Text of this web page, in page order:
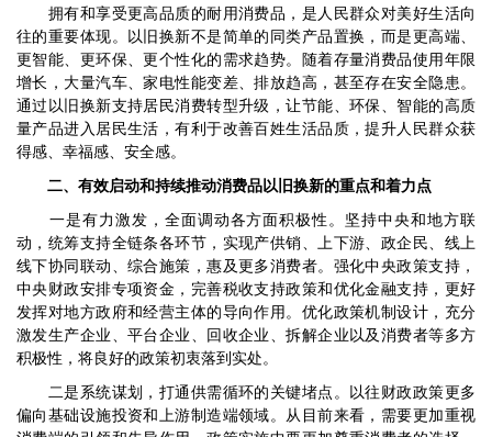
拥有和享受更高品质的耐用消费品，是人民群众对美好生活向
往的重要体现。以旧换新不是简单的同类产品置换，而是更高端、
更智能、更环保、更个性化的需求趋势。随着存量消费品使用年限
增长，大量汽车、家电性能变差、排放趋高，甚至存在安全隐患。
通过以旧换新支持居民消费转型升级，让节能、环保、智能的高质
量产品进入居民生活，有利于改善百姓生活品质，提升人民群众获
得感、幸福感、安全感。
二、有效启动和持续推动消费品以旧换新的重点和着力点
一是有力激发，全面调动各方面积极性。坚持中央和地方联
动，统筹支持全链条各环节，实现产供销、上下游、政企民、线上
线下协同联动、综合施策，惠及更多消费者。强化中央政策支持，
中央财政安排专项资金，完善税收支持政策和优化金融支持，更好
发挥对地方政府和经营主体的导向作用。优化政策机制设计，充分
激发生产企业、平台企业、回收企业、拆解企业以及消费者等多方
积极性，将良好的政策初衷落到实处。
二是系统谋划，打通供需循环的关键堵点。以往财政政策更多
偏向基础设施投资和上游制造端领域。从目前来看，需要更加重视